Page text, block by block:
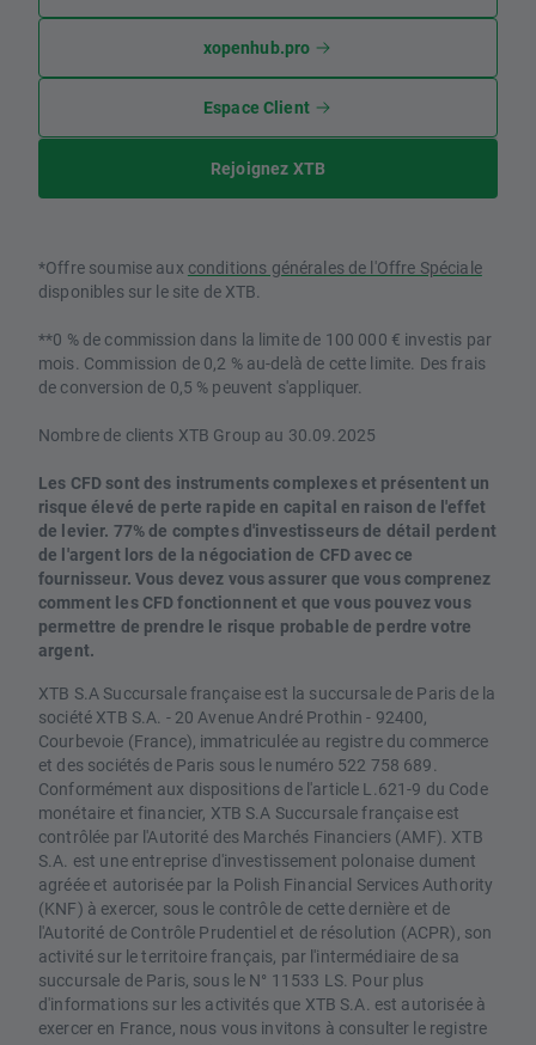
xopenhub.pro
Espace Client
Rejoignez XTB
*Offre soumise aux conditions générales de l'Offre Spéciale
disponibles sur le site de XTB.
**0 % de commission dans la limite de 100 000 € investis par
mois. Commission de 0,2 % au-delà de cette limite. Des frais
de conversion de 0,5 % peuvent s'appliquer.
Nombre de clients XTB Group au 30.09.2025
Les CFD sont des instruments complexes et présentent un
risque élevé de perte rapide en capital en raison de l'effet
de levier. 77% de comptes d'investisseurs de détail perdent
de l'argent lors de la négociation de CFD avec ce
fournisseur. Vous devez vous assurer que vous comprenez
comment les CFD fonctionnent et que vous pouvez vous
permettre de prendre le risque probable de perdre votre
argent.
XTB S.A Succursale française est la succursale de Paris de la
société XTB S.A. - 20 Avenue André Prothin - 92400,
Courbevoie (France), immatriculée au registre du commerce
et des sociétés de Paris sous le numéro 522 758 689.
Conformément aux dispositions de l'article L.621-9 du Code
monétaire et financier, XTB S.A Succursale française est
contrôlée par l'Autorité des Marchés Financiers (AMF). XTB
S.A. est une entreprise d'investissement polonaise dument
agréée et autorisée par la Polish Financial Services Authority
(KNF) à exercer, sous le contrôle de cette dernière et de
l'Autorité de Contrôle Prudentiel et de résolution (ACPR), son
activité sur le territoire français, par l'intermédiaire de sa
succursale de Paris, sous le N° 11533 LS. Pour plus
d'informations sur les activités que XTB S.A. est autorisée à
exercer en France, nous vous invitons à consulter le registre